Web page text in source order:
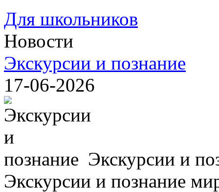
Для школьников
Новости
Экскурсии и познание
17-06-2026
Экскурсии и
Экскурсии и познание